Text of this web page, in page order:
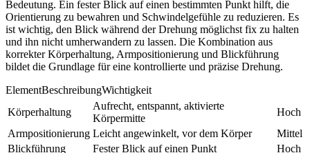
Bedeutung. Ein fester Blick auf einen bestimmten Punkt hilft, die
Orientierung zu bewahren und Schwindelgefühle zu reduzieren. Es
ist wichtig, den Blick während der Drehung möglichst fix zu halten
und ihn nicht umherwandern zu lassen. Die Kombination aus
korrekter Körperhaltung, Armpositionierung und Blickführung
bildet die Grundlage für eine kontrollierte und präzise Drehung.
ElementBeschreibungWichtigkeit
Körperhaltung
Aufrecht, entspannt, aktivierte
Körpermitte
Hoch
Armpositionierung Leicht angewinkelt, vor dem Körper
Mittel
Blickführung
Fester Blick auf einen Punkt
Hoch